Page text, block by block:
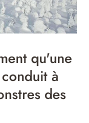
qu'une
à
des